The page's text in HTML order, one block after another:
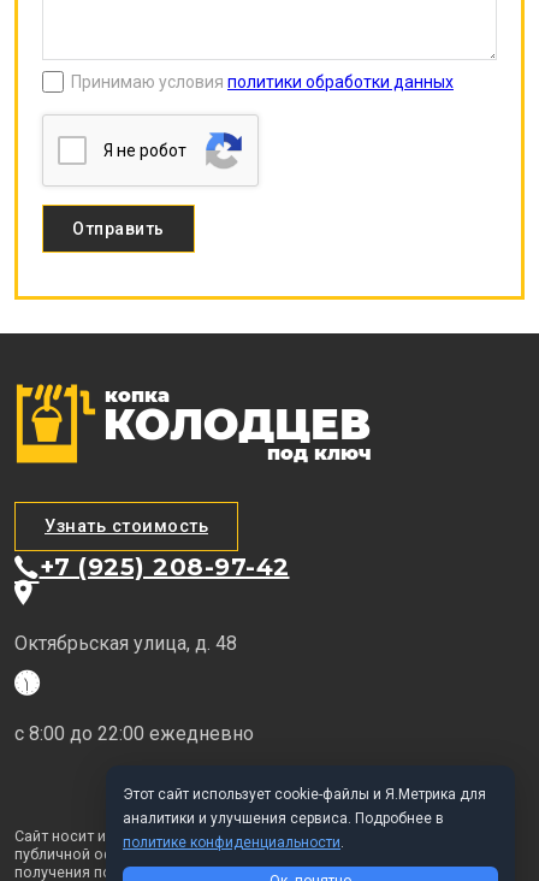
Принимаю условия политики обработки данных
Я нe poбoт
Узнать стоимость
+7 (925) 208-97-42
Октябрьская улица, д. 48
с 8:00 до 22:00 ежедневно
Сайт носит исключительно информационный характер и не является
публичной офертой, определяемой положениями ГК РФ. Для
получения подробной информации о наших услугах обращайтесь в
Этот сайт использует cookie-файлы и Я.Метрика для
аналитики и улучшения сервиса. Подробнее в
политике конфиденциальности.